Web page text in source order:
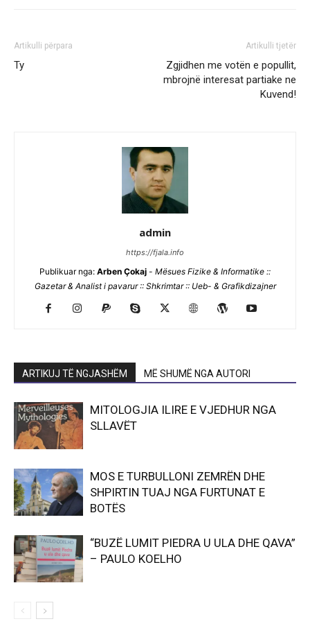
Artikulli përpara
Ty
Artikulli tjetër
Zgjidhen me votën e popullit,
mbrojnë interesat partiake ne
Kuvend!
admin
https://fjala.info
Publikuar nga: Arben Çokaj - Mësues Fizike & Informatike ::
Gazetar & Analist i pavarur :: Shkrimtar :: Ueb- & Grafikdizajner
ARTIKUJ TË NGJASHËM MË SHUMË NGA AUTORI
MITOLOGJIA ILIRE E VJEDHUR NGA
SLLAVËT
MOS E TURBULLONI ZEMRËN DHE
SHPIRTIN TUAJ NGA FURTUNAT E
BOTËS
“BUZË LUMIT PIEDRA U ULA DHE QAVA”
– PAULO KOELHO